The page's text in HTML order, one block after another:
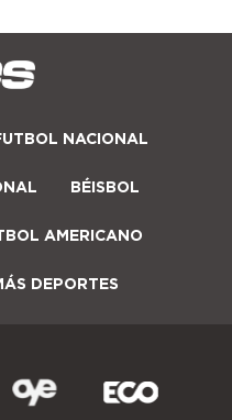
NACIONAL
BÉISBOL
AMERICANO
DEPORTES